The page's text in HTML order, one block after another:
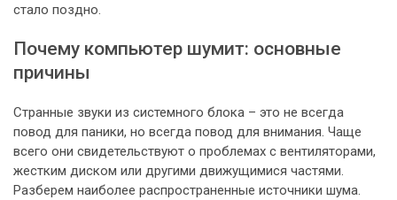
стало поздно.
Почему компьютер шумит: основные
причины
Странные звуки из системного блока – это не всегда
повод для паники, но всегда повод для внимания. Чаще
всего они свидетельствуют о проблемах с вентиляторами,
жестким диском или другими движущимися частями.
Разберем наиболее распространенные источники шума.